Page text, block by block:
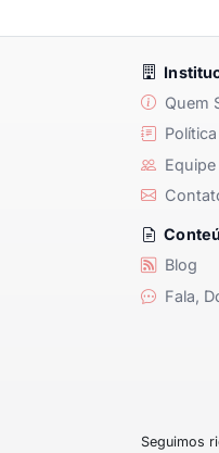
Quem
Equipe
Blog
Fala,
Seguimos